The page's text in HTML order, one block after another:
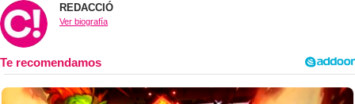
REDACCIÓ
Ver biografía